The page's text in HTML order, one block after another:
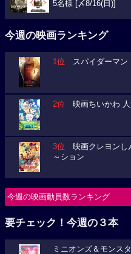
5名様 [〆8/16(日)]
今週の映画ランキング
1位 スパイダーマン
2位 映画ちいかわ 人
3位 映画クレヨンし
～ション
今週の映画動員数ランキング
要チェック！今週の３本
ミニオンズ＆モンス